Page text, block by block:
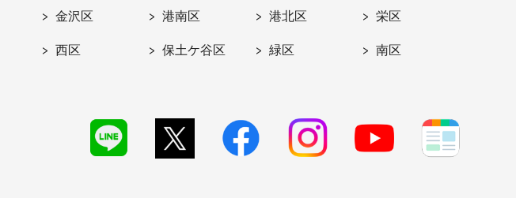
金沢区 港南区 港北区 栄区
西区 保土ケ谷区 緑区 南区